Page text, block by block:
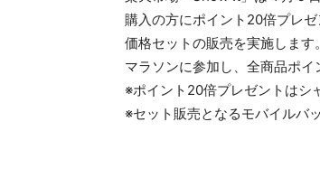
購入の方にポイント20倍プレ
価格セットの販売を実施しま
マラソンに参加し、全商品ポイ
※ポイント20倍プレゼントはシ
※セット販売となるモバイルバ